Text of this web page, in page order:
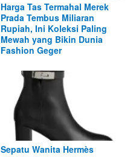
Harga Tas Termahal Merek
Prada Tembus Miliaran
Rupiah, Ini Koleksi Paling
Mewah yang Bikin Dunia
Fashion Geger
Sepatu Wanita Hermès